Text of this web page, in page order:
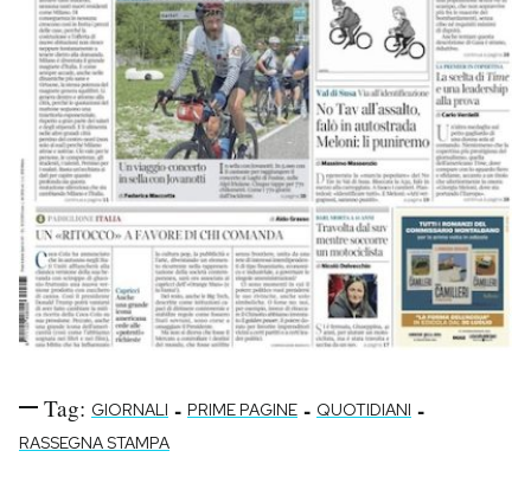
Tag: GIORNALI - PRIME PAGINE - QUOTIDIANI -
RASSEGNA STAMPA